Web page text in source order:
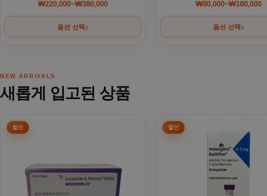
₩220,000~₩380,000
가격 범위: ₩220,000~₩380,000
옵션 선택
₩80,000~₩180,000
가격 범위:
옵션 선택
NEW ARRIVALS
새롭게 입고된 상품
여러 상품 옵션이 이 상품에 있습니다. 상품 페이지에서 옵션을 선택할 수 있